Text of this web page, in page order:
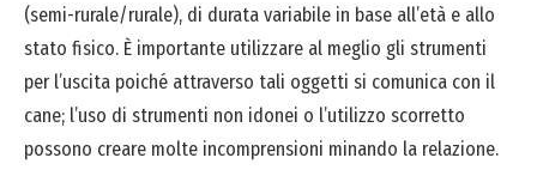
(semi-rurale/rurale), di durata variabile in base all’età e allo
stato fisico. È importante utilizzare al meglio gli strumenti
per l’uscita poiché attraverso tali oggetti si comunica con il
cane; l’uso di strumenti non idonei o l’utilizzo scorretto
possono creare molte incomprensioni minando la relazione.